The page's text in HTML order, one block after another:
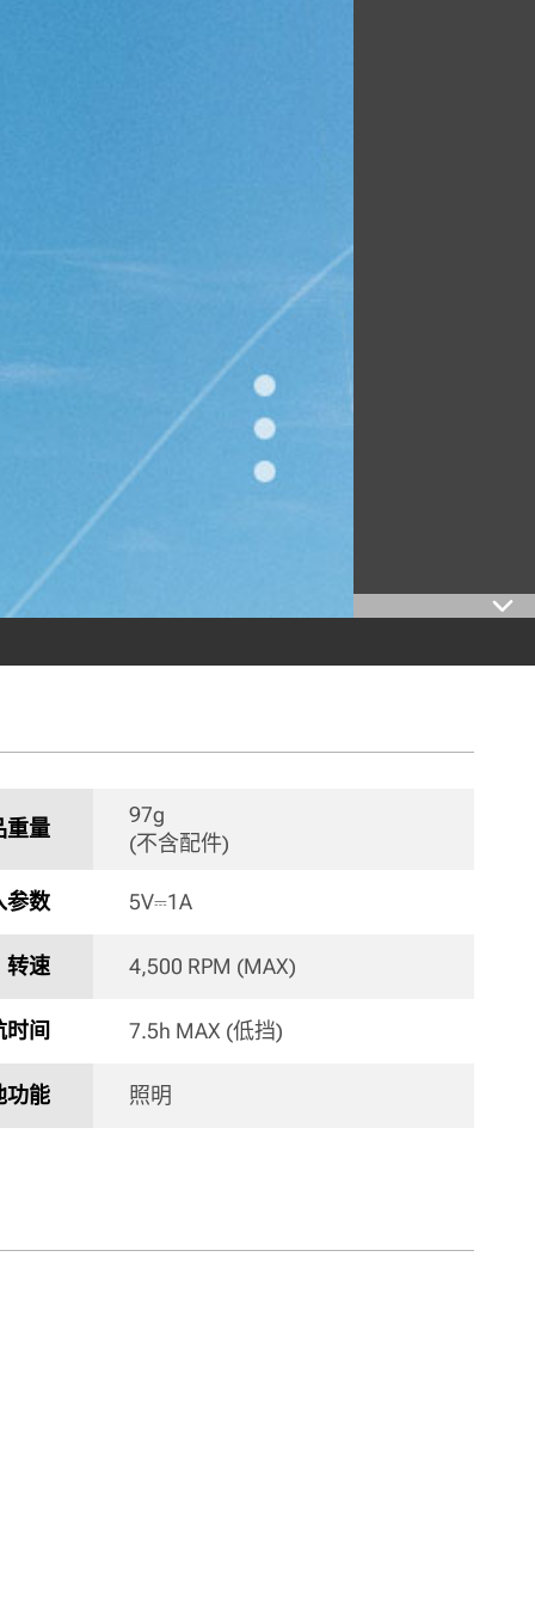
重量
97g
(不含配件)
参数 5V⎓1A
转速 4,500 RPM (MAX)
时间 7.5h MAX (低挡)
功能 照明